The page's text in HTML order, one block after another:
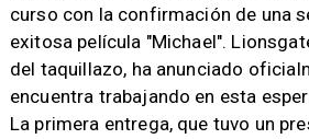
curso con la confirmación de una
exitosa película "Michael".
del taquillazo, ha anunciado
encuentra trabajando en esta
La primera entrega, que tuvo un